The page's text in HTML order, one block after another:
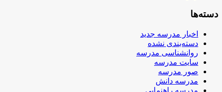
دسته‌ها
اخبار مدرسه جدید
دسته‌بندی نشده
روانشناسی مدرسه
سایت مدرسه
صور مدرسه
مدرسه دانش
مدرسه راهنمایی